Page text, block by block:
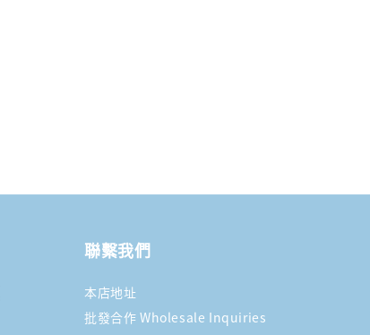
聯繫我們
本店地址
批發合作 Wholesale Inquiries